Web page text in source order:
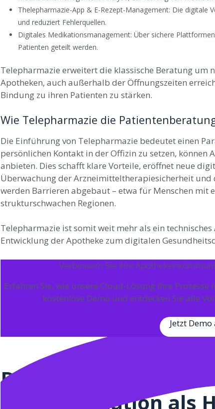
Thelepharmazie-App & E-Rezept-Management: Die digitale
und reduziert Fehlerquellen.
Digitales Medikationsmanagement: Über sichere
Patienten geteilt werden.
Telepharmazie erweitert die klassische Beratung um
Apotheken, auch außerhalb der Öffnungszeiten
Bindung zu ihren Patienten zu stärken.
Wie Telepharmazie die
Die Einführung von Telepharmazie bedeutet einen
persönlichen Kontakt in der Offizin zu setzen, können
anbieten. Dies schafft klare Vorteile, eröffnet neue
Überwachung der Arzneimitteltherapiesicherheit
werden Barrieren abgebaut – etwa für Menschen mit
strukturschwachen Regionen.
Telepharmazie ist somit weit mehr als ein
Entwicklung der Apotheke zum digitalen
Verbessern Sie Ihre
Erfahren Sie, wie unsere Cloud-Lösung Ihre
kostenlose Demo und entdecken Sie alle
Jetzt
Die technische Basis:
Kommunikation als